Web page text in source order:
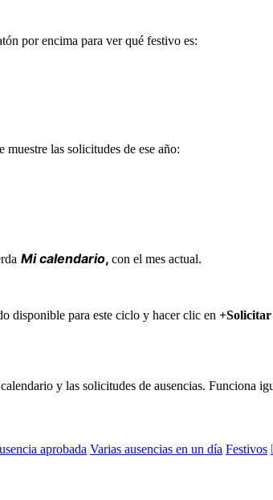
ón por encima para ver qué festivo es:
muestre las solicitudes de ese año:
Mi calendario, con el mes actual.
disponible para este ciclo y hacer clic en +Solicitar
calendario y las solicitudes de ausencias. Funciona
aprobada Varias ausencias en un día Festivos